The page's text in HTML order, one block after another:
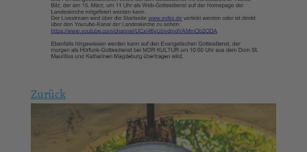
Zurück